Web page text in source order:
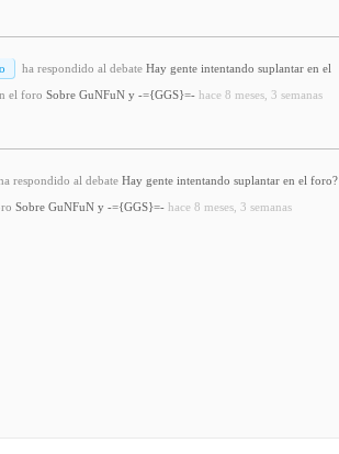
ha respondido al debate Hay gente intentando suplantar en el
el foro Sobre GuNFuN y -={GGS}=- hace 8 meses, 3 semanas
respondido al debate Hay gente intentando suplantar en el foro?
Sobre GuNFuN y -={GGS}=- hace 8 meses, 3 semanas